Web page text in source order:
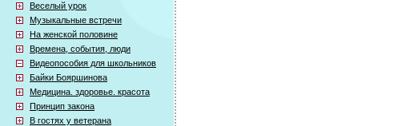
Веселый урок
Музыкальные встречи
На женской половине
Времена, события, люди
Видеопособия для школьников
Байки Бояршинова
Медицина. здоровье. красота
Принцип закона
В гостях у ветерана